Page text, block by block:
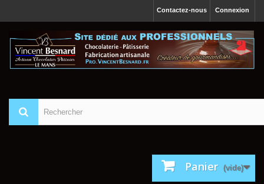
Connexion
Contactez-nous
Panier (vide)